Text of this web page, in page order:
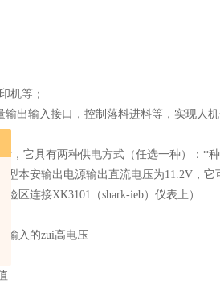
机等；
出输入接口，控制落料进料等，实现人机
，它具有两种供电方式（任选一种）：*
本安输出电源输出直流电压为11.2V，它
区连接XK3101（shark-ieb）仪表上）
输入的zui高电压